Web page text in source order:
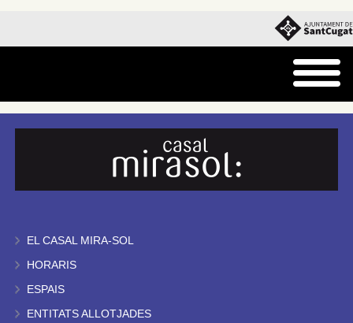
EL CASAL MIRA-SOL
HORARIS
ESPAIS
ENTITATS ALLOTJADES